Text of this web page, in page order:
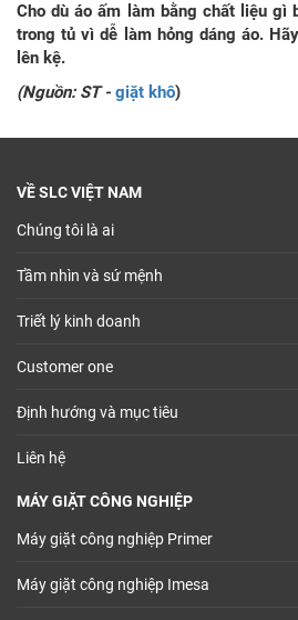
Cho dù áo ấm làm bằng chất liệu gì
trong tủ vì dễ làm hỏng dáng áo.
lên kệ.
(Nguồn: ST - giặt khô)
VỀ SLC VIỆT NAM
Chúng tôi là ai
Tầm nhìn và sứ mệnh
Triết lý kinh doanh
Customer one
Định hướng và mục tiêu
Liên hệ
MÁY GIẶT CÔNG NGHIỆP
Máy giặt công nghiệp Primer
Máy giặt công nghiệp Imesa